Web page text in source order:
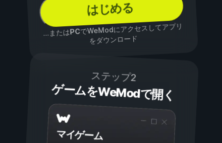
はじめる
...またはPCでWeModにアクセスしてアプリ
をダウンロード
ステップ2
ゲームをWeModで開く
マイゲーム